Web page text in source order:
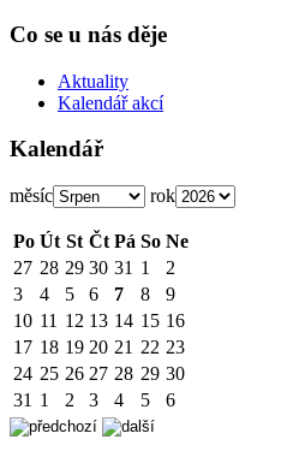
Co se u nás děje
Aktuality
Kalendář akcí
Kalendář
měsíc rok
Po Út St Čt Pá So Ne
27 28 29 30 31 1
2
3
4 5 6 7 8
9
10 11 12 13 14 15 16
17 18 19 20 21 22 23
24 25 26 27 28 29 30
31 1 2 3 4 5 6